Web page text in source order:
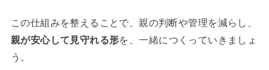
この仕組みを整えることで、親の判断や管理を減らし、
親が安心して見守れる形を、一緒につくっていきましょ
う。